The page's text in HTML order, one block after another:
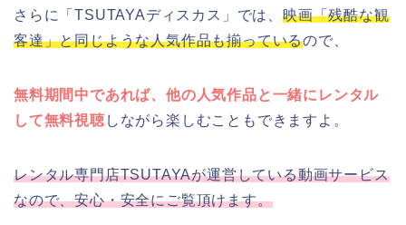
さらに「TSUTAYAディスカス」では、 映画「残酷な観
客達」と同じような人気作品も揃っているので、
無料期間中であれば、他の人気作品と一緒にレンタル
して無料視聴 しながら楽しむこともできますよ。
レンタル専門店TSUTAYAが運営している動画サービス
なので、安心・安全にご覧頂けます。